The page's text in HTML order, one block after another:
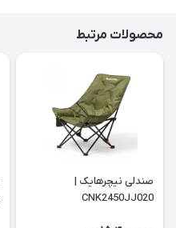
محصولات مرتبط
صندلی نیچرهایک |
CNK2450JJ020